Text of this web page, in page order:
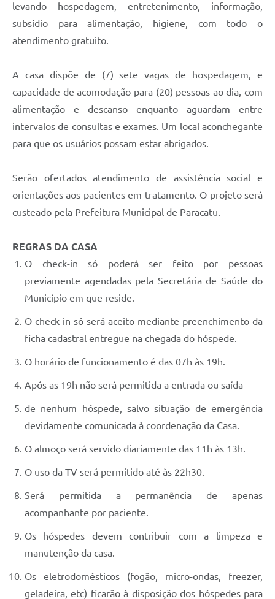
levando hospedagem, entretenimento, informação,
subsídio para alimentação, higiene, com todo o
atendimento gratuito.
A casa dispõe de (7) sete vagas de hospedagem, e
capacidade de acomodação para (20) pessoas ao dia, com
alimentação e descanso enquanto aguardam entre
intervalos de consultas e exames. Um local aconchegante
para que os usuários possam estar abrigados.
Serão ofertados atendimento de assistência social e
orientações aos pacientes em tratamento. O projeto será
custeado pela Prefeitura Municipal de Paracatu.
REGRAS DA CASA
O check-in só poderá ser feito por pessoas
previamente agendadas pela Secretária de Saúde do
Município em que reside.
O check-in só será aceito mediante preenchimento da
ficha cadastral entregue na chegada do hóspede.
O horário de funcionamento é das 07h às 19h.
Após as 19h não será permitida a entrada ou saída
de nenhum hóspede, salvo situação de emergência
devidamente comunicada à coordenação da Casa.
O almoço será servido diariamente das 11h às 13h.
O uso da TV será permitido até às 22h30.
Será permitida a permanência de apenas
acompanhante por paciente.
Os hóspedes devem contribuir com a limpeza e
manutenção da casa.
Os eletrodomésticos (fogão, micro-ondas, freezer,
geladeira, etc) ficarão à disposição dos hóspedes para